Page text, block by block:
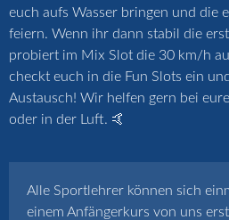
euch aufs Wasser bringen und die
feiern. Wenn ihr dann stabil die
probiert im Mix Slot die 30 km/h
checkt euch in die Fun Slots ein
Austausch! Wir helfen gern bei
oder in der Luft. 🤙
Alle Sportlehrer können sich
einem Anfängerkurs von uns